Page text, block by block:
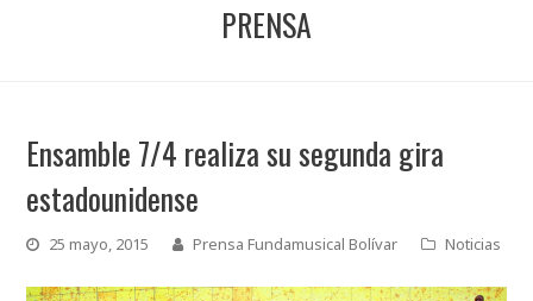
PRENSA
Ensamble 7/4 realiza su segunda gira
estadounidense
25 mayo, 2015 Prensa Fundamusical Bolívar Noticias